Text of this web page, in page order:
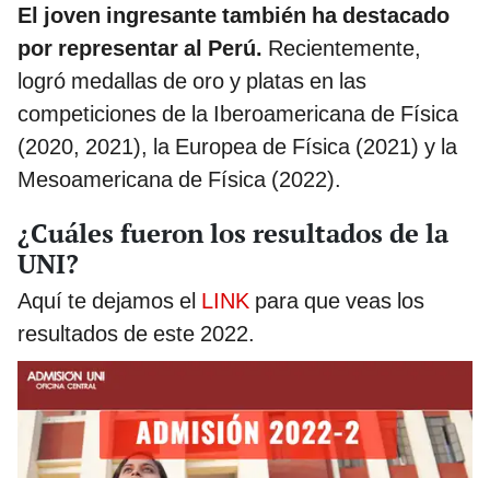
El joven ingresante también ha destacado
por representar al Perú. Recientemente,
logró medallas de oro y platas en las
competiciones de la Iberoamericana de Física
(2020, 2021), la Europea de Física (2021) y la
Mesoamericana de Física (2022).
¿Cuáles fueron los resultados de la
UNI?
Aquí te dejamos el LINK para que veas los
resultados de este 2022.